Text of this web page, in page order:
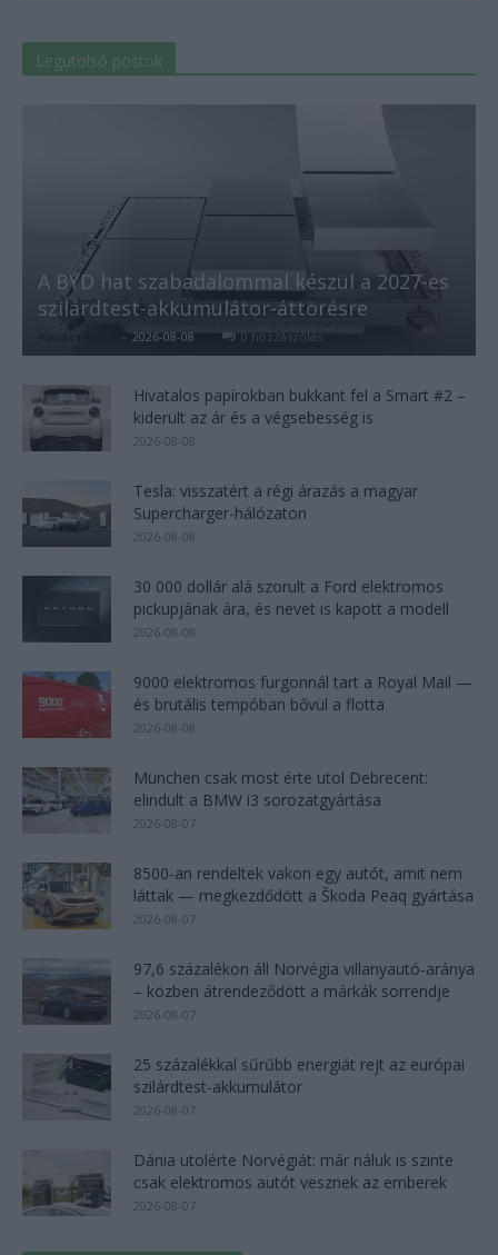
Legutolsó postok
A BYD hat szabadalommal készül a 2027-es
szilárdtest-akkumulátor-áttörésre
- 2026-08-08 0 hozzászólás
Hivatalos papírokban bukkant fel a Smart #2 –
kiderült az ár és a végsebesség is
2026-08-08
Tesla: visszatért a régi árazás a magyar
Supercharger-hálózaton
2026-08-08
30 000 dollár alá szorult a Ford elektromos
pickupjának ára, és nevet is kapott a modell
2026-08-08
9000 elektromos furgonnál tart a Royal Mail —
és brutális tempóban bővül a flotta
2026-08-08
München csak most érte utol Debrecent:
elindult a BMW i3 sorozatgyártása
2026-08-07
8500-an rendeltek vakon egy autót, amit nem
láttak — megkezdődött a Škoda Peaq gyártása
2026-08-07
97,6 százalékon áll Norvégia villanyautó-aránya
– közben átrendeződött a márkák sorrendje
2026-08-07
25 százalékkal sűrűbb energiát rejt az európai
szilárdtest-akkumulátor
2026-08-07
Dánia utolérte Norvégiát: már náluk is szinte
csak elektromos autót vesznek az emberek
2026-08-07